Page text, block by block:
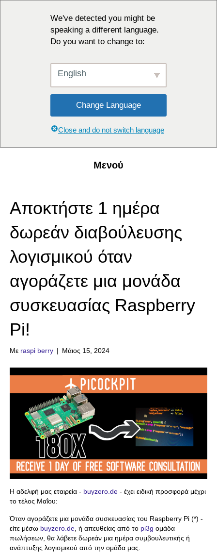
We've detected you might be
speaking a different language.
Do you want to change to:
English
Change Language
Close and do not switch language
Μενού
Αποκτήστε 1 ημέρα
δωρεάν διαβούλευσης
λογισμικού όταν
αγοράζετε μια μονάδα
συσκευασίας Raspberry
Pi!
Με raspi berry | Μάιος 15, 2024
Η αδελφή μας εταιρεία - buyzero.de - έχει ειδική προσφορά μέχρι
το τέλος Μαΐου:
Όταν αγοράζετε μια μονάδα συσκευασίας του Raspberry Pi (*) -
είτε μέσω buyzero.de, ή απευθείας από το pi3g ομάδα
πωλήσεων, θα λάβετε δωρεάν μια ημέρα συμβουλευτικής ή
ανάπτυξης λογισμικού από την ομάδα μας.